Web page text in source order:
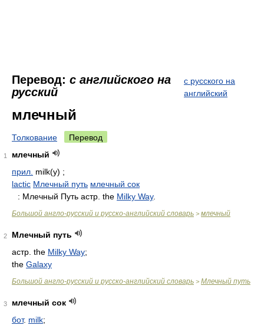
Перевод: с английского на
русский
с русского на
английский
млечный
Толкование Перевод
1
млечный
прил. milk(y) ;
lactic Млечный путь млечный сок
: Млечный Путь астр. the Milky Way.
Большой англо-русский и русско-английский словарь > млечный
2
Млечный путь
астр. the Milky Way;
the Galaxy
Большой англо-русский и русско-английский словарь > Млечный путь
3
млечный сок
бот. milk;